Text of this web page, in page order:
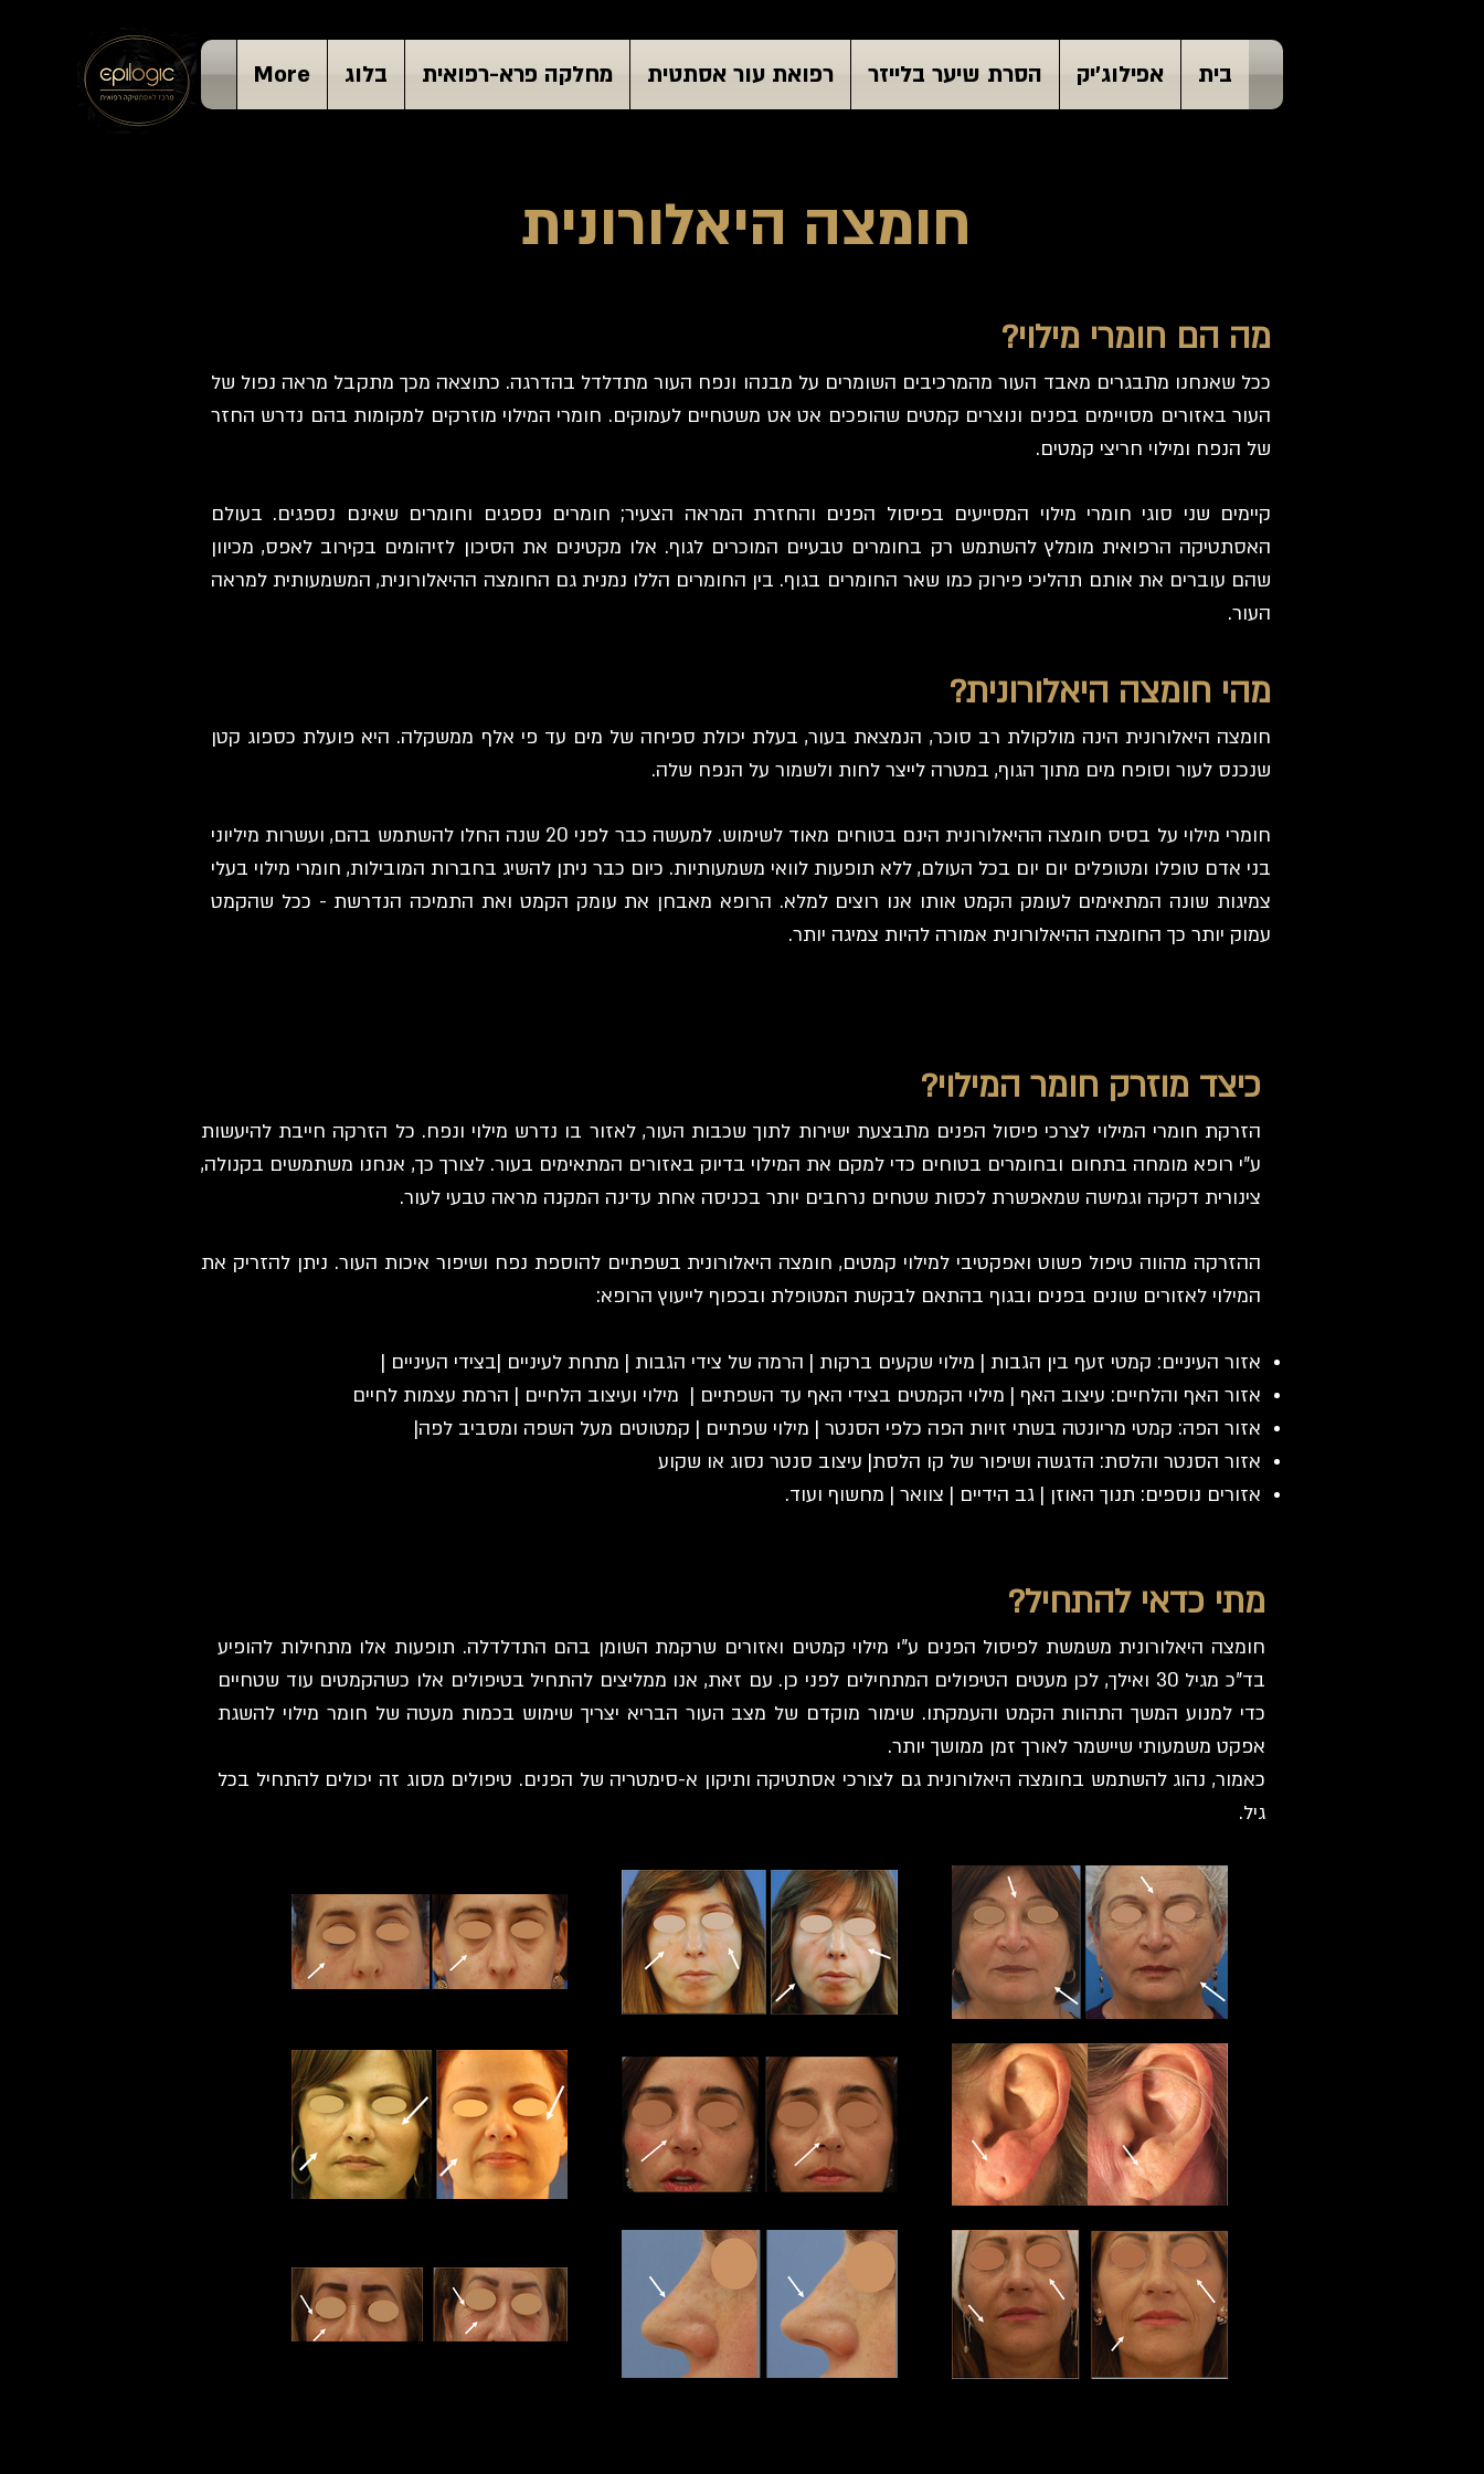
בית אפילוג'יק הסרת שיער בלייזר רפואת עור אסתטית מחלקה פרא-רפואית בלוג More
חומצה היאלורונית
מה הם חומרי מילוי?
ככל שאנחנו מתבגרים מאבד העור מהמרכיבים השומרים על מבנהו ונפח העור מתדלדל בהדרגה. כתוצאה מכך מתקבל מראה נפול של
העור באזורים מסויימים בפנים ונוצרים קמטים שהופכים אט אט משטחיים לעמוקים. חומרי המילוי מוזרקים למקומות בהם נדרש החזר
של הנפח ומילוי חריצי קמטים.
קיימים שני סוגי חומרי מילוי המסייעים בפיסול הפנים והחזרת המראה הצעיר; חומרים נספגים וחומרים שאינם נספגים. בעולם
האסתטיקה הרפואית מומלץ להשתמש רק בחומרים טבעיים המוכרים לגוף. אלו מקטינים את הסיכון לזיהומים בקירוב לאפס, מכיוון
שהם עוברים את אותם תהליכי פירוק כמו שאר החומרים בגוף. בין החומרים הללו נמנית גם החומצה ההיאלורונית, המשמעותית למראה
העור.
מהי חומצה היאלורונית?
חומצה היאלורונית הינה מולקולת רב סוכר, הנמצאת בעור, בעלת יכולת ספיחה של מים עד פי אלף ממשקלה. היא פועלת כספוג קטן
שנכנס לעור וסופח מים מתוך הגוף, במטרה לייצר לחות ולשמור על הנפח שלה.
חומרי מילוי על בסיס חומצה ההיאלורונית הינם בטוחים מאוד לשימוש. למעשה כבר לפני 20 שנה החלו להשתמש בהם, ועשרות מיליוני
בני אדם טופלו ומטופלים יום יום בכל העולם, ללא תופעות לוואי משמעותיות. כיום כבר ניתן להשיג בחברות המובילות, חומרי מילוי בעלי
צמיגות שונה המתאימים לעומק הקמט אותו אנו רוצים למלא. הרופא מאבחן את עומק הקמט ואת התמיכה הנדרשת - ככל שהקמט
עמוק יותר כך החומצה ההיאלורונית אמורה להיות צמיגה יותר.
כיצד מוזרק חומר המילוי?
הזרקת חומרי המילוי לצרכי פיסול הפנים מתבצעת ישירות לתוך שכבות העור, לאזור בו נדרש מילוי ונפח. כל הזרקה חייבת להיעשות
ע"י רופא מומחה בתחום ובחומרים בטוחים כדי למקם את המילוי בדיוק באזורים המתאימים בעור. לצורך כך, אנחנו משתמשים בקנולה,
צינורית דקיקה וגמישה שמאפשרת לכסות שטחים נרחבים יותר בכניסה אחת עדינה המקנה מראה טבעי לעור.
ההזרקה מהווה טיפול פשוט ואפקטיבי למילוי קמטים, חומצה היאלורונית בשפתיים להוספת נפח ושיפור איכות העור. ניתן להזריק את
המילוי לאזורים שונים בפנים ובגוף בהתאם לבקשת המטופלת ובכפוף לייעוץ הרופא:
אזור העיניים: קמטי זעף בין הגבות | מילוי שקעים ברקות | הרמה של צידי הגבות | מתחת לעיניים |בצידי העיניים |
אזור האף והלחיים: עיצוב האף | מילוי הקמטים בצידי האף עד השפתיים | מילוי ועיצוב הלחיים | הרמת עצמות לחיים
אזור הפה: קמטי מריונטה בשתי זויות הפה כלפי הסנטר | מילוי שפתיים | קמטוטים מעל השפה ומסביב לפה|
אזור הסנטר והלסת: הדגשה ושיפור של קו הלסת| עיצוב סנטר נסוג או שקוע
אזורים נוספים: תנוך האוזן | גב הידיים | צוואר | מחשוף ועוד.
מתי כדאי להתחיל?
חומצה היאלורונית משמשת לפיסול הפנים ע"י מילוי קמטים ואזורים שרקמת השומן בהם התדלדלה. תופעות אלו מתחילות להופיע
בד"כ מגיל 30 ואילך, לכן מעטים הטיפולים המתחילים לפני כן. עם זאת, אנו ממליצים להתחיל בטיפולים אלו כשהקמטים עוד שטחיים
כדי למנוע המשך התהוות הקמט והעמקתו. שימור מוקדם של מצב העור הבריא יצריך שימוש בכמות מעטה של חומר מילוי להשגת
אפקט משמעותי שיישמר לאורך זמן ​ממושך ​יותר.
כאמור, נהוג להשתמש בחומצה היאלורונית גם לצורכי אסתטיקה ותיקון א-סימטריה של הפנים. טיפולים מסוג זה יכולים להתחיל בכל
גיל.